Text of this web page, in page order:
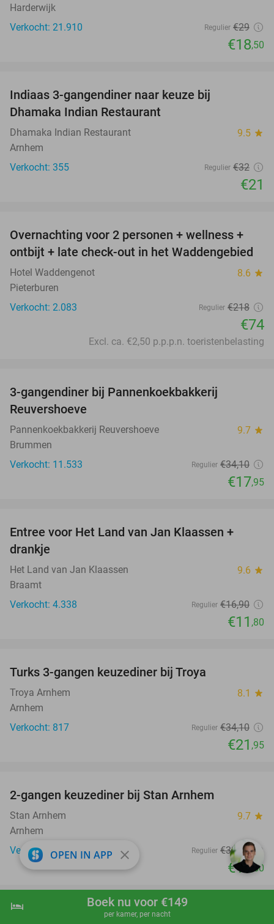
shopping_cart Boek nu
hotel Boek nu voor €149
per kamer, per nacht
Harderwijk
Verkocht: 21.910
Regulier €29
€18,50
Indiaas 3-gangendiner naar keuze bij
Dhamaka Indian Restaurant
Dhamaka Indian Restaurant 9.5 star
Arnhem
Verkocht: 355
Regulier €32
€21
66%
Overnachting voor 2 personen + wellness +
ontbijt + late check-out in het Waddengebied
Hotel Waddengenot 8.6 star
Pieterburen
Verkocht: 2.083
Regulier €218
€74
Excl. ca. €2,50 p.p.p.n. toeristenbelasting
3-gangendiner bij Pannenkoekbakkerij
Reuvershoeve
Pannenkoekbakkerij Reuvershoeve 9.7 star
Brummen
Verkocht: 11.533
Regulier €34,10
€17,95
Entree voor Het Land van Jan Klaassen +
drankje
Het Land van Jan Klaassen 9.6 star
Braamt
Verkocht: 4.338
Regulier €16,90
€11 ,80
Turks 3-gangen keuzediner bij Troya
Troya Arnhem 8.1 star
Arnhem
Verkocht: 817
Regulier €34,10
€21 ,95
2-gangen keuzediner bij Stan Arnhem
Stan Arnhem 9.7 star
Arnhem
Verkocht: 1.618
Regulier €33 ,45
€19,50
OPEN IN APP close